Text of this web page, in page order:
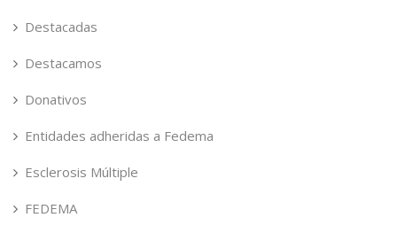
Destacadas
Destacamos
Donativos
Entidades adheridas a Fedema
Esclerosis Múltiple
FEDEMA